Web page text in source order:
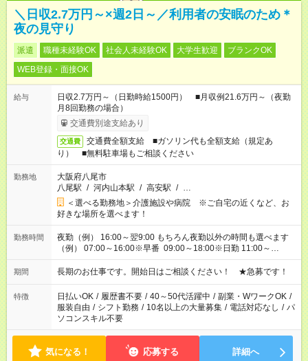
＼日収2.7万円～×週2日～／利用者の安眠のため＊
夜の見守り
派遣 職種未経験OK 社会人未経験OK 大学生歓迎
ブランクOK
WEB登録・面接OK
給与
日収2.7万円～（日勤時給1500円） ■月収例21.6万円～（夜勤
月8回勤務の場合）
交通費別途支給あり
交通費
交通費全額支給 ■ガソリン代も全額支給（規定あ
り） ■無料駐車場もご相談ください
勤務地
大阪府八尾市
八尾駅 / 河内山本駅 / 高安駅 / …
＜選べる勤務地＞介護施設や病院 ※ご自宅の近くなど、お
好きな場所を選べます！
勤務時間
夜勤（例） 16:00～翌9:00 もちろん夜勤以外の時間も選べます
（例） 07:00～16:00※早番 09:00～18:00※日勤 11:00～
20:00※遅番 ※時間は、固定・選べる施設もあるので、ご希望が
あれば調整できます！ ※シフト制。勤務地により実働時間が異
ください。
期間 長期のお仕事です。開始日はご相談ください！ ★急募です！
特徴 日払いOK / 履歴書不要 / 40～50代活躍中 / 副業・WワークOK /
服装自由 / シフト勤務 / 10名以上の大量募集 / 電話対応なし / パ
ソコンスキル不要
気になる！ 応募する 詳細へ